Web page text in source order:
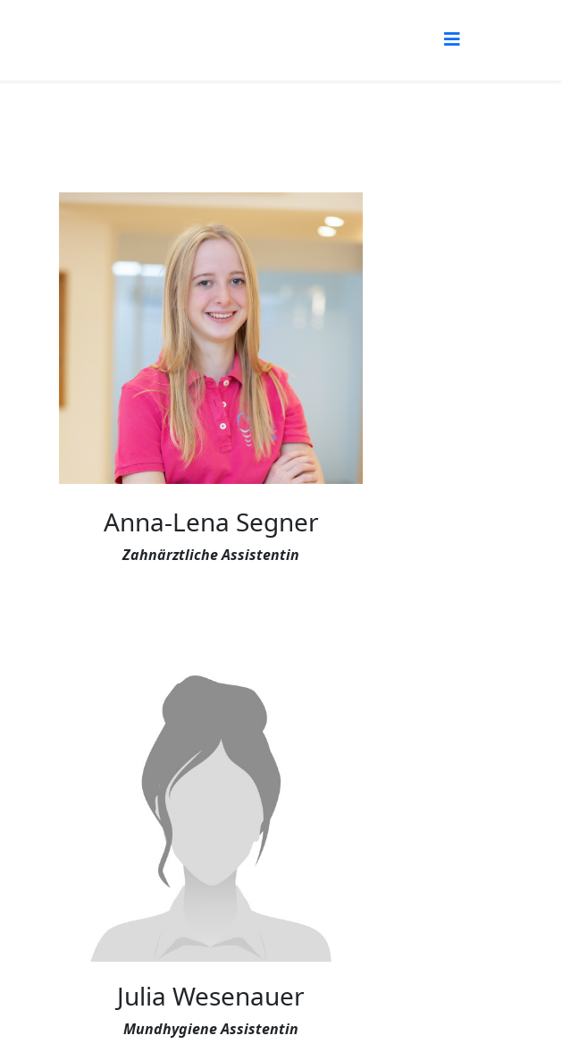
Anna-Lena Segner
Zahnärztliche Assistentin
Julia Wesenauer
Mundhygiene Assistentin